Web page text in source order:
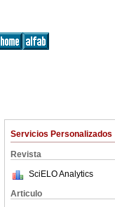
Servicios Personalizados
Revista
SciELO Analytics
Articulo